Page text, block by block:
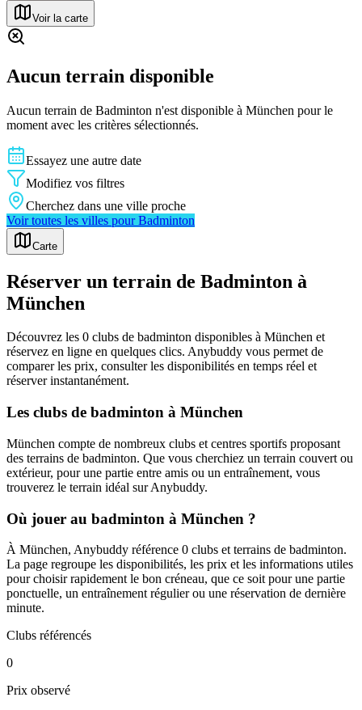
Voir la carte
Aucun terrain disponible
Aucun terrain de Badminton n'est disponible à München pour le
moment avec les critères sélectionnés.
Essayez une autre date
Modifiez vos filtres
Cherchez dans une ville proche
Voir toutes les villes pourBadminton
Carte
Réserver un terrain de Badminton à
München
Découvrez les 0 clubs de badminton disponibles à München et
réservez en ligne en quelques clics. Anybuddy vous permet de
comparer les prix, consulter les disponibilités en temps réel et
réserver instantanément.
Les clubs de badminton à München
München compte de nombreux clubs et centres sportifs proposant
des terrains de badminton. Que vous cherchiez un terrain couvert ou
extérieur, pour une partie entre amis ou un entraînement, vous
trouverez le terrain idéal sur Anybuddy.
Où jouer au badminton à München ?
À München, Anybuddy référence 0 clubs et terrains de badminton.
La page regroupe les disponibilités, les prix et les informations utiles
pour choisir rapidement le bon créneau, que ce soit pour une partie
ponctuelle, un entraînement régulier ou une réservation de dernière
minute.
Clubs référencés
0
Prix observé